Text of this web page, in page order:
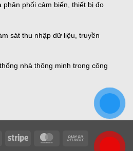
phân phối cảm biến, thiết bị đo
sát thu nhập dữ liệu, truyền
nhà thông minh trong công
Stripe MasterCardCash
On